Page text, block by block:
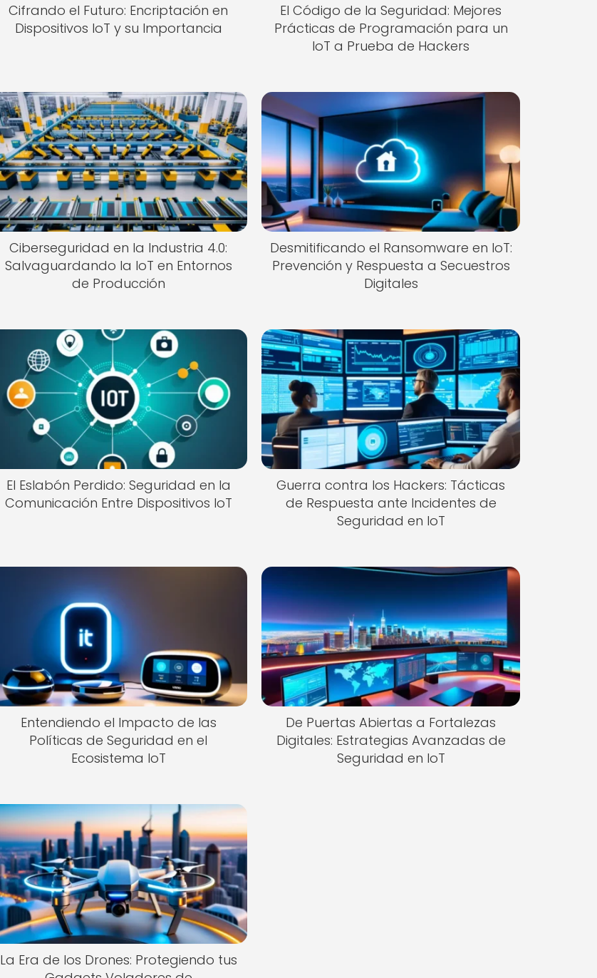
Cifrando el Futuro: Encriptación en
Dispositivos IoT y su Importancia
El Código de la Seguridad: Mejores
Prácticas de Programación para un
IoT a Prueba de Hackers
Ciberseguridad en la Industria 4.0:
Salvaguardando la IoT en Entornos
de Producción
Desmitificando el Ransomware en IoT:
Prevención y Respuesta a Secuestros
Digitales
El Eslabón Perdido: Seguridad en la
Comunicación Entre Dispositivos IoT
Guerra contra los Hackers: Tácticas
de Respuesta ante Incidentes de
Seguridad en IoT
Entendiendo el Impacto de las
Políticas de Seguridad en el
Ecosistema IoT
De Puertas Abiertas a Fortalezas
Digitales: Estrategias Avanzadas de
Seguridad en IoT
La Era de los Drones: Protegiendo tus